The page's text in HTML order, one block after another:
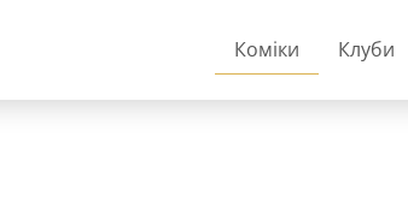
Коміки Клуби